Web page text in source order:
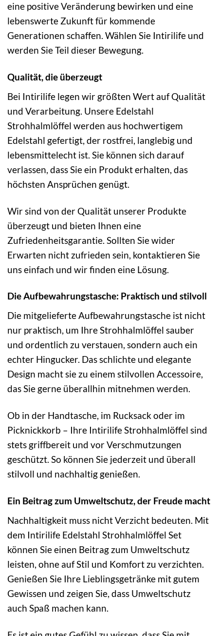
eine positive Veränderung bewirken und eine
lebenswerte Zukunft für kommende
Generationen schaffen. Wählen Sie Intirilife und
werden Sie Teil dieser Bewegung.
Qualität, die überzeugt
Bei Intirilife legen wir größten Wert auf Qualität
und Verarbeitung. Unsere Edelstahl
Strohhalmlöffel werden aus hochwertigem
Edelstahl gefertigt, der rostfrei, langlebig und
lebensmittelecht ist. Sie können sich darauf
verlassen, dass Sie ein Produkt erhalten, das
höchsten Ansprüchen genügt.
Wir sind von der Qualität unserer Produkte
überzeugt und bieten Ihnen eine
Zufriedenheitsgarantie. Sollten Sie wider
Erwarten nicht zufrieden sein, kontaktieren Sie
uns einfach und wir finden eine Lösung.
Die Aufbewahrungstasche: Praktisch und stilvoll
Die mitgelieferte Aufbewahrungstasche ist nicht
nur praktisch, um Ihre Strohhalmlöffel sauber
und ordentlich zu verstauen, sondern auch ein
echter Hingucker. Das schlichte und elegante
Design macht sie zu einem stilvollen Accessoire,
das Sie gerne überallhin mitnehmen werden.
Ob in der Handtasche, im Rucksack oder im
Picknickkorb – Ihre Intirilife Strohhalmlöffel sind
stets griffbereit und vor Verschmutzungen
geschützt. So können Sie jederzeit und überall
stilvoll und nachhaltig genießen.
Ein Beitrag zum Umweltschutz, der Freude macht
Nachhaltigkeit muss nicht Verzicht bedeuten. Mit
dem Intirilife Edelstahl Strohhalmlöffel Set
können Sie einen Beitrag zum Umweltschutz
leisten, ohne auf Stil und Komfort zu verzichten.
Genießen Sie Ihre Lieblingsgetränke mit gutem
Gewissen und zeigen Sie, dass Umweltschutz
auch Spaß machen kann.